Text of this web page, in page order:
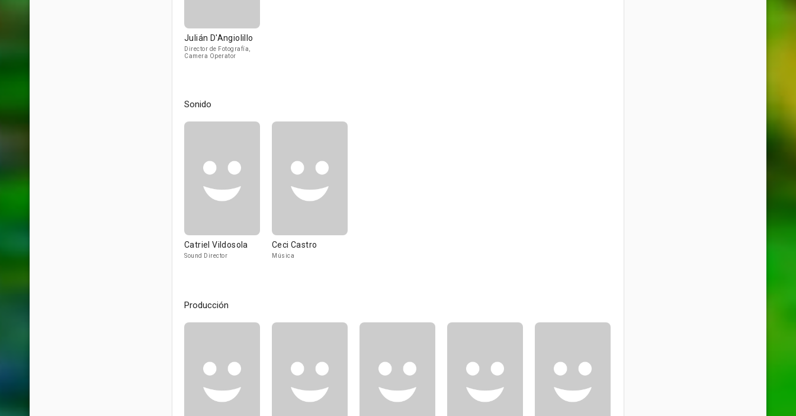
Julián D'Angiolillo
Director de Fotografía,
Camera Operator
Sonido
Catriel Vildosola
Sound Director
Ceci Castro
Música
Producción